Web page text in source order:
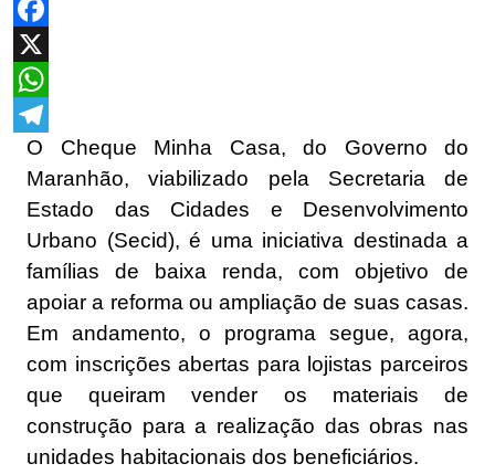
Facebook
X
WhatsApp
Telegram
O Cheque Minha Casa, do Governo do
Maranhão, viabilizado pela Secretaria de
Estado das Cidades e Desenvolvimento
Urbano (Secid), é uma iniciativa destinada a
famílias de baixa renda, com objetivo de
apoiar a reforma ou ampliação de suas casas.
Em andamento, o programa segue, agora,
com inscrições abertas para lojistas parceiros
que queiram vender os materiais de
construção para a realização das obras nas
unidades habitacionais dos beneficiários.